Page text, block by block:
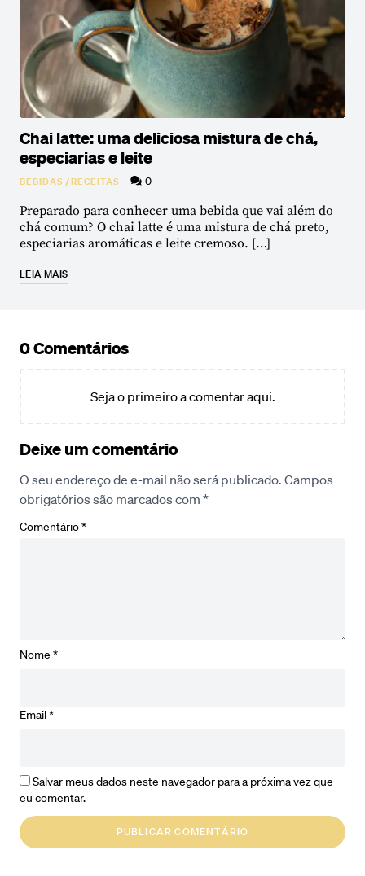
Chai latte: uma deliciosa mistura de chá,
especiarias e leite
BEBIDAS/RECEITAS 0
Preparado para conhecer uma bebida que vai além do
chá comum? O chai latte é uma mistura de chá preto,
especiarias aromáticas e leite cremoso. […]
LEIA MAIS
0 Comentários
Seja o primeiro a comentar aqui.
Deixe um comentário
O seu endereço de e-mail não será publicado. Campos
obrigatórios são marcados com *
Comentário*
Nome *
Email*
Salvar meus dados neste navegador para a próxima vez que
eu comentar.